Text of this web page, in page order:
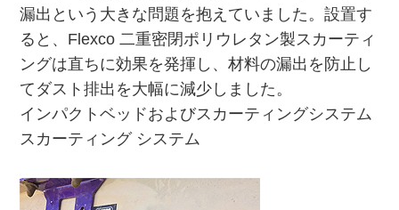
漏出という大きな問題を抱えていました。設置す
ると、Flexco 二重密閉ポリウレタン製スカーティ
ングは直ちに効果を発揮し、材料の漏出を防止し
てダスト排出を大幅に減少しました。​
インパクトベッドおよびスカーティングシステム
スカーティング システム